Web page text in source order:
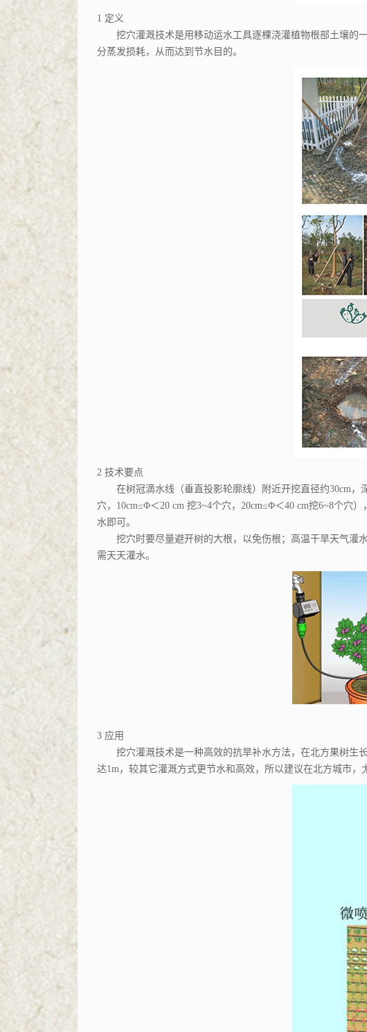
1 定义
挖穴灌溉技术是用移动运水工具逐棵浇灌植物根部土壤的一
分蒸发损耗，从而达到节水目的。
2 技术要点
在树冠滴水线（垂直投影轮廓线）附近开挖直径约30cm，
穴， 10cm≤Φ＜20 cm 挖3~4个穴， 20cm≤Φ＜40 cm挖6~8个穴）
水即可。
挖穴时要尽量避开树的大根，以免伤根；高温干旱天气灌
需天天灌水。
3 应用
挖穴灌溉技术是一种高效的抗旱补水方法，在北方果树生
达1m，较其它灌溉方式更节水和高效，所以建议在北方城市，